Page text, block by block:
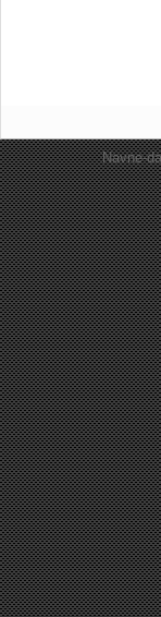
Navne-